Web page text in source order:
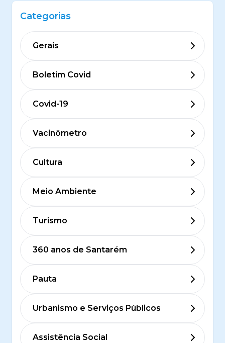
Categorias
Gerais
Boletim Covid
Covid-19
Vacinômetro
Cultura
Meio Ambiente
Turismo
360 anos de Santarém
Pauta
Urbanismo e Serviços Públicos
Assistência Social